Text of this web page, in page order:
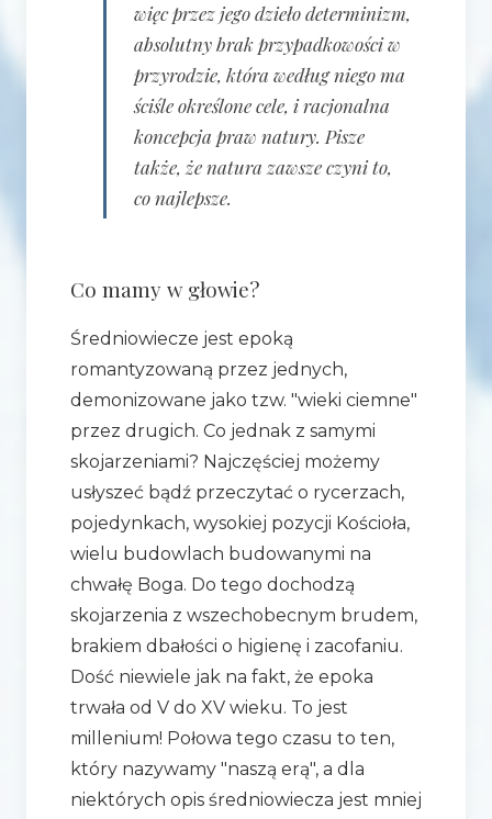
więc przez jego dzieło determinizm,
absolutny brak przypadkowości w
przyrodzie, która według niego ma
ściśle określone cele, i racjonalna
koncepcja praw natury. Pisze
także, że natura zawsze czyni to,
co najlepsze.
Co mamy w głowie?
Średniowiecze jest epoką
romantyzowaną przez jednych,
demonizowane jako tzw. "wieki ciemne"
przez drugich. Co jednak z samymi
skojarzeniami? Najczęściej możemy
usłyszeć bądź przeczytać o rycerzach,
pojedynkach, wysokiej pozycji Kościoła,
wielu budowlach budowanymi na
chwałę Boga. Do tego dochodzą
skojarzenia z wszechobecnym brudem,
brakiem dbałości o higienę i zacofaniu.
Dość niewiele jak na fakt, że epoka
trwała od V do XV wieku. To jest
millenium! Połowa tego czasu to ten,
który nazywamy "naszą erą", a dla
niektórych opis średniowiecza jest mniej